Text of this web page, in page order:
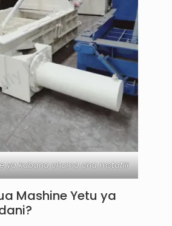
ya kubana chuma cha mstatili
Mashine Yetu ya